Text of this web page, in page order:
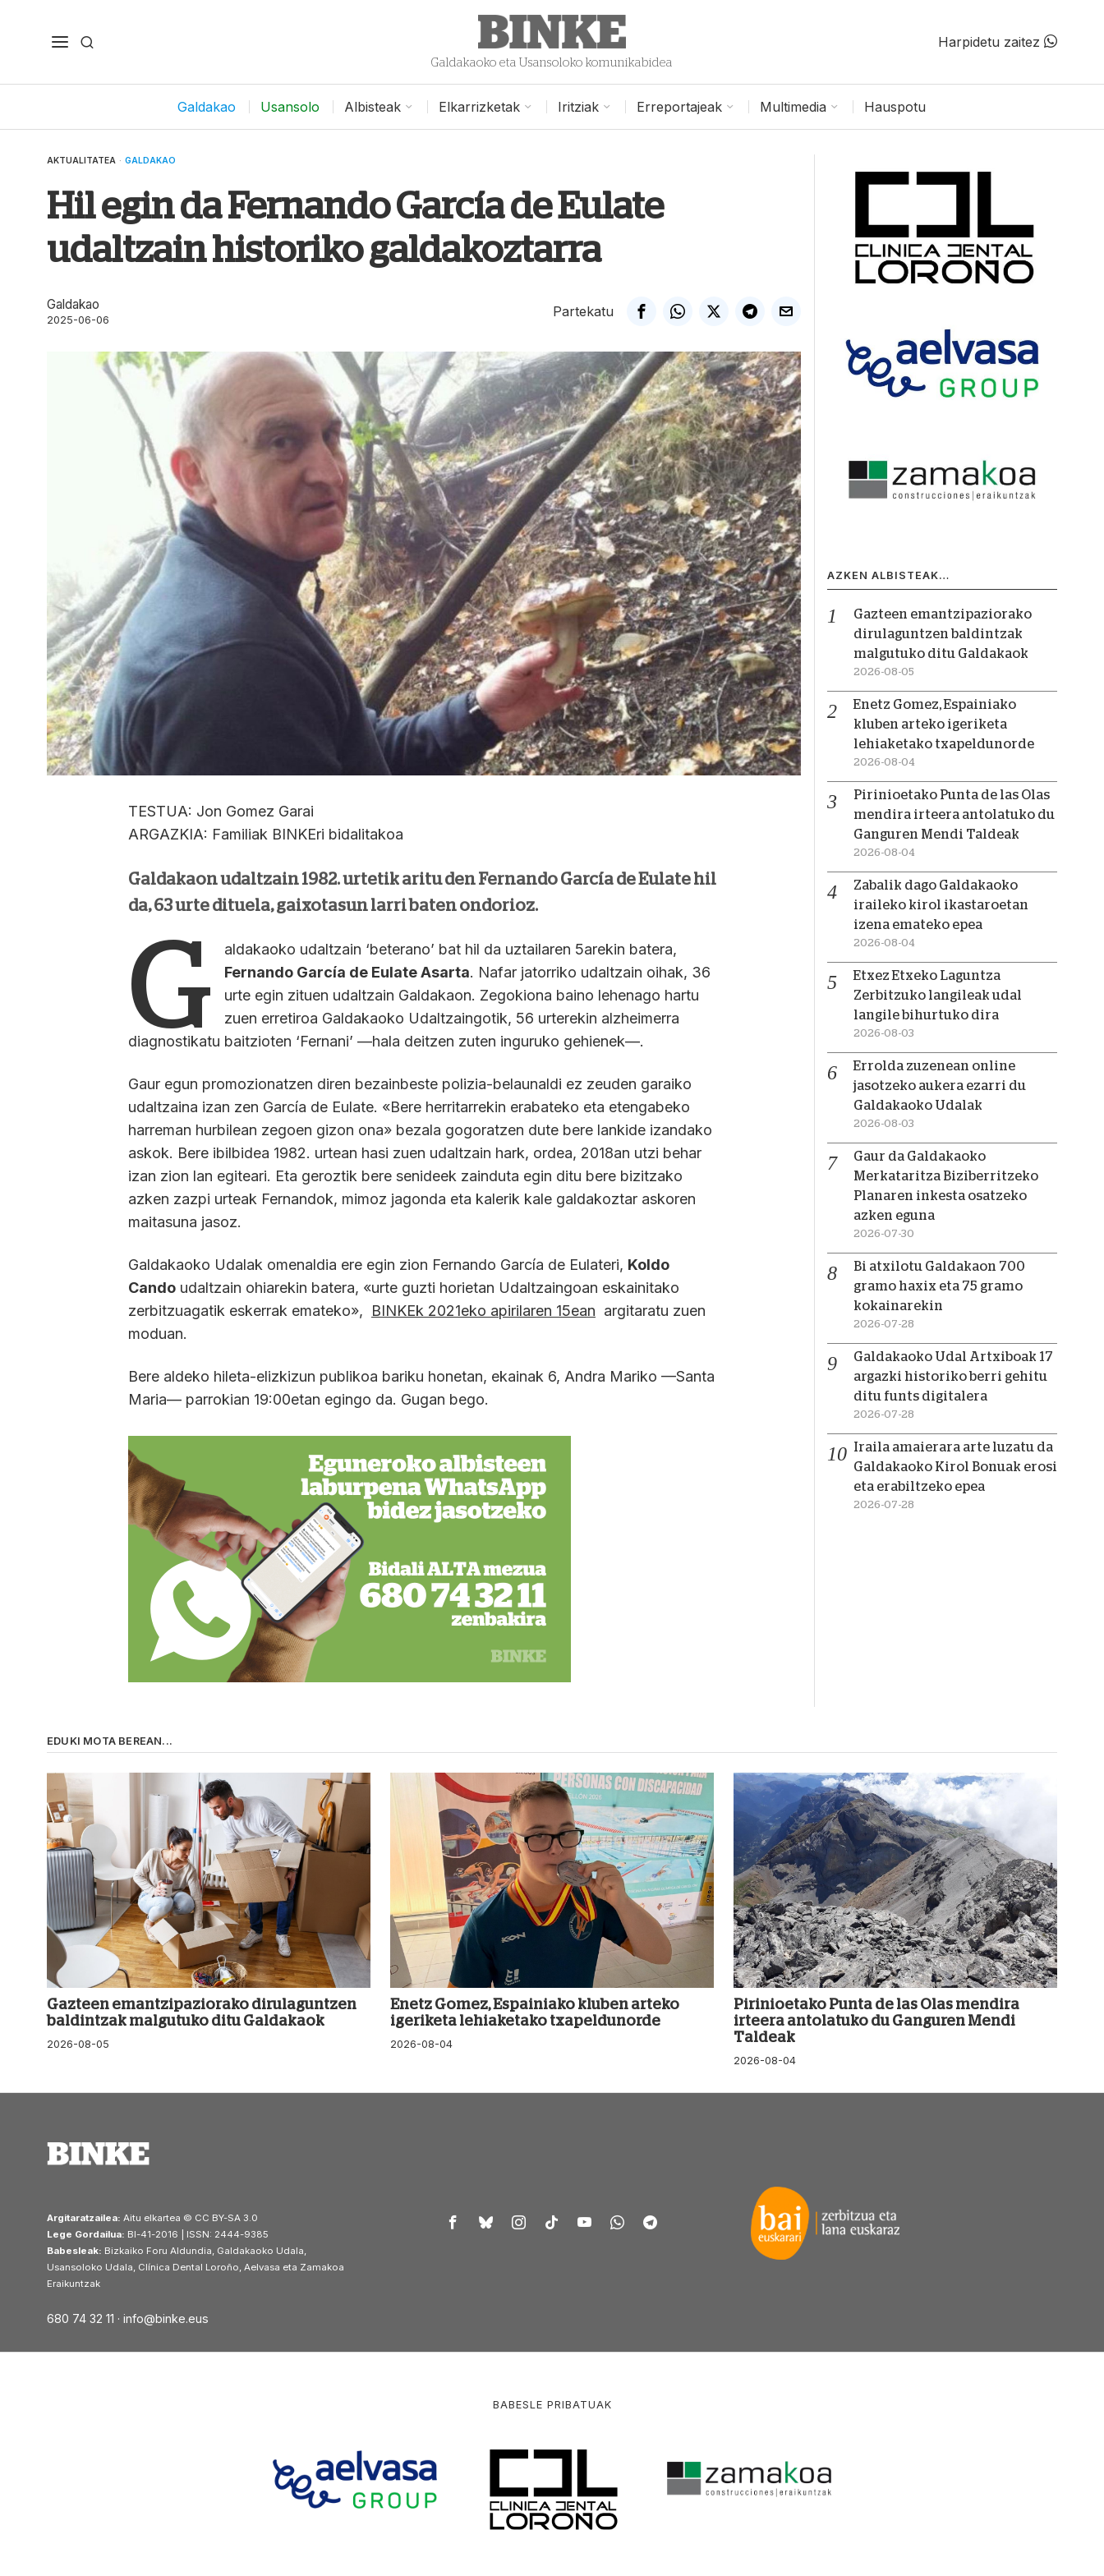
Galdakaoko eta Usansoloko komunikabidea
Harpidetu zaitez
Galdakao Usansolo Albisteak Elkarrizketak Iritziak Erreportajeak Multimedia Hauspotu
AKTUALITATEA · GALDAKAO
Hil egin da Fernando García de Eulate
udaltzain historiko galdakoztarra
Galdakao
2025-06-06
Partekatu
TESTUA: Jon Gomez Garai
ARGAZKIA: Familiak BINKEri bidalitakoa
Galdakaon udaltzain 1982. urtetik aritu den Fernando García de Eulate hil
da, 63 urte dituela, gaixotasun larri baten ondorioz.
G
aldakaoko udaltzain ‘beterano’ bat hil da uztailaren 5arekin batera,
Fernando García de Eulate Asarta. Nafar jatorriko udaltzain oihak, 36
urte egin zituen udaltzain Galdakaon. Zegokiona baino lehenago hartu
zuen erretiroa Galdakaoko Udaltzaingotik, 56 urterekin alzheimerra
diagnostikatu baitzioten ‘Fernani’ —hala deitzen zuten inguruko gehienek—.
Gaur egun promozionatzen diren bezainbeste polizia-belaunaldi ez zeuden garaiko
udaltzaina izan zen García de Eulate. «Bere herritarrekin erabateko eta etengabeko
harreman hurbilean zegoen gizon ona» bezala gogoratzen dute bere lankide izandako
askok. Bere ibilbidea 1982. urtean hasi zuen udaltzain hark, ordea, 2018an utzi behar
izan zion lan egiteari. Eta geroztik bere senideek zainduta egin ditu bere bizitzako
azken zazpi urteak Fernandok, mimoz jagonda eta kalerik kale galdakoztar askoren
maitasuna jasoz.
Galdakaoko Udalak omenaldia ere egin zion Fernando García de Eulateri, Koldo
Cando udaltzain ohiarekin batera, «urte guzti horietan Udaltzaingoan eskainitako
zerbitzuagatik eskerrak emateko»,
BINKEk 2021eko apirilaren 15ean argitaratu zuen
moduan.
Bere aldeko hileta-elizkizun publikoa bariku honetan, ekainak 6, Andra Mariko —Santa
Maria— parrokian 19:00etan egingo da. Gugan bego.
AZKEN ALBISTEAK…
Gazteen emantzipaziorako
dirulaguntzen baldintzak
malgutuko ditu Galdakaok
2026-08-05
Enetz Gomez, Espainiako
kluben arteko igeriketa
lehiaketako txapeldunorde
2026-08-04
Pirinioetako Punta de las Olas
mendira irteera antolatuko du
Ganguren Mendi Taldeak
2026-08-04
Zabalik dago Galdakaoko
iraileko kirol ikastaroetan
izena emateko epea
2026-08-04
Etxez Etxeko Laguntza
Zerbitzuko langileak udal
langile bihurtuko dira
2026-08-03
Errolda zuzenean online
jasotzeko aukera ezarri du
Galdakaoko Udalak
2026-08-03
Gaur da Galdakaoko
Merkataritza Biziberritzeko
Planaren inkesta osatzeko
azken eguna
2026-07-30
Bi atxilotu Galdakaon 700
gramo haxix eta 75 gramo
kokainarekin
2026-07-28
Galdakaoko Udal Artxiboak 17
argazki historiko berri gehitu
ditu funts digitalera
2026-07-28
Iraila amaierara arte luzatu da
Galdakaoko Kirol Bonuak erosi
eta erabiltzeko epea
2026-07-28
EDUKI MOTA BEREAN...
Gazteen emantzipaziorako dirulaguntzen
baldintzak malgutuko ditu Galdakaok
2026-08-05
Enetz Gomez, Espainiako kluben arteko
igeriketa lehiaketako txapeldunorde
2026-08-04
Pirinioetako Punta de las Olas mendira
irteera antolatuko du Ganguren Mendi
Taldeak
2026-08-04
Argitaratzailea: Aitu elkartea © CC BY-SA 3.0
Lege Gordailua: BI-41-2016 | ISSN: 2444-9385
Babesleak: Bizkaiko Foru Aldundia, Galdakaoko Udala,
Usansoloko Udala, Clínica Dental Loroño, Aelvasa eta Zamakoa
Eraikuntzak
680 74 32 11 · info@binke.eus
BABESLE PRIBATUAK